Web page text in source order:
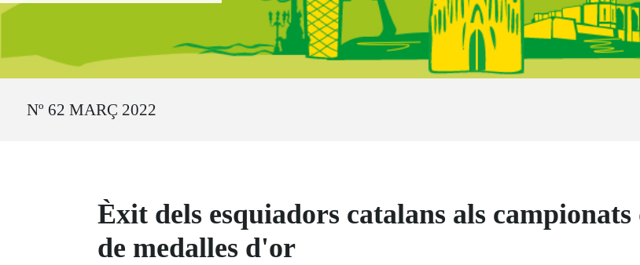
Nº 62 MARÇ 2022
Èxit dels esquiadors catalans als
de medalles d'or